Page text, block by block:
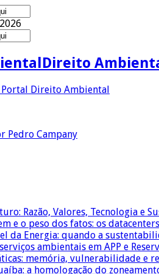
Direito
Pedro Campany
Razão, Valores, Tecnologia e
e o peso dos fatos: os
da Energia: quando a
ambientais em APP e
memória, vulnerabilidade e
a homologação do